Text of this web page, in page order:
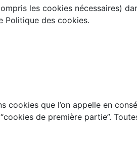
les cookies nécessaires)
Politique des cookies.
que l’on appelle en
de première partie”.